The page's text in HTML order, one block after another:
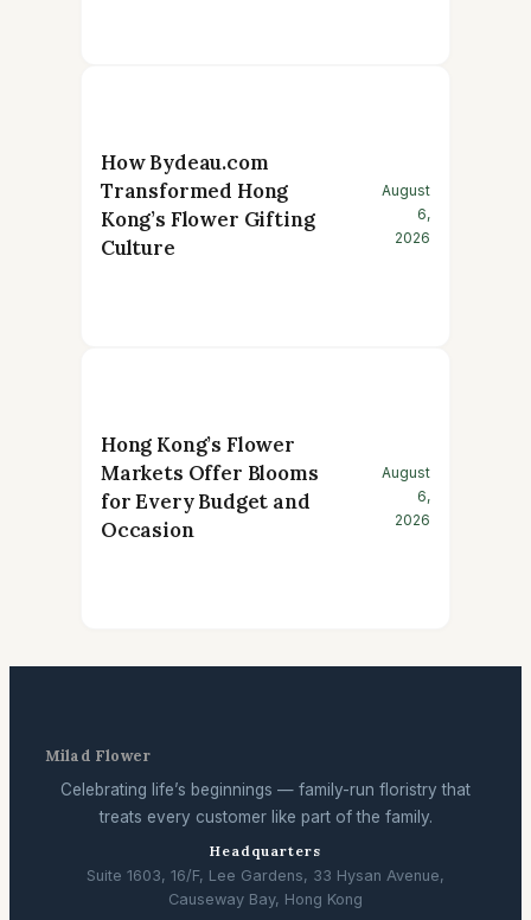
How Bydeau.com
Transformed Hong
Kong’s Flower Gifting
Culture
August
6,
2026
Hong Kong’s Flower
Markets Offer Blooms
for Every Budget and
Occasion
August
6,
2026
Milad Flower
Celebrating life’s beginnings — family-run floristry that
treats every customer like part of the family.
Headquarters
Suite 1603, 16/F, Lee Gardens, 33 Hysan Avenue,
Causeway Bay, Hong Kong